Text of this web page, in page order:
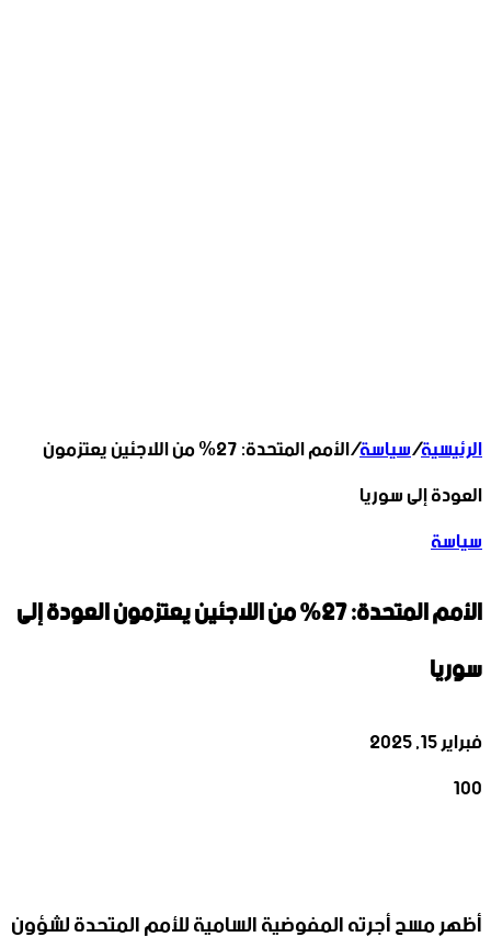
الرئيسية/سياسة/
الأمم المتحدة: 27% من اللاجئين يعتزمون
العودة إلى سوريا
سياسة
الأمم المتحدة: 27% من اللاجئين يعتزمون العودة إلى
سوريا
فبراير 15, 2025
100
أظهر مسح أجرته المفوضية السامية للأمم المتحدة لشؤون